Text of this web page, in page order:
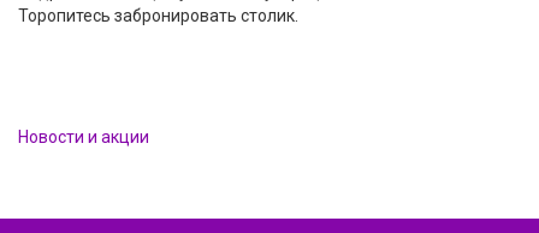
Торопитесь забронировать столик.
Новости и акции